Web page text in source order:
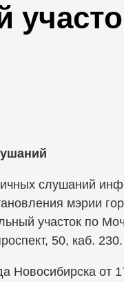
слушаний
мэрии
участок по
50, каб. 230.
Новосибирска от